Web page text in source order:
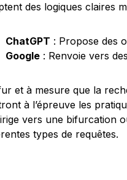
des logiques claires
ChatGPT : Propose des
Google : Renvoie vers
et à mesure que la
à l’épreuve les
vers une bifurcation
types de requêtes.